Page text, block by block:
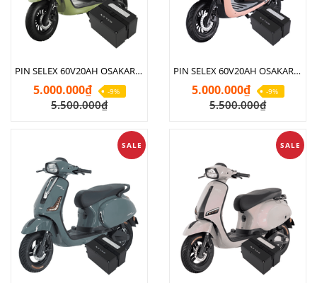
PIN SELEX 60V20AH OSAKAR CLASSY SI
5.000.000₫ -9%
5.500.000₫
PIN SELEX 60V20AH OSAKAR GOGO FIONA
5.000.000₫ -9%
5.500.000₫
SALE SALE